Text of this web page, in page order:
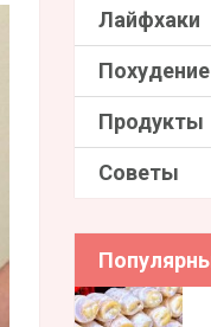
Лайфхаки
Похудение
Продукты
Советы